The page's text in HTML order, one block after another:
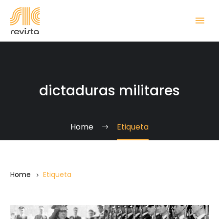
dictaduras militares
Home Etiqueta
Home Etiqueta
Los